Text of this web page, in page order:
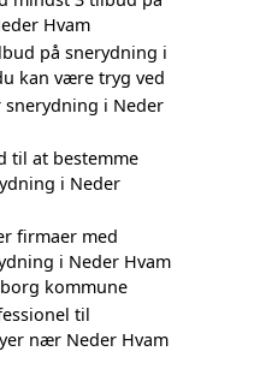
Hvam
på snerydning i
kan være tryg ved
snerydning i Neder
til at bestemme
i Neder
firmaer med
i Neder Hvam
kommune
til
nær Neder Hvam